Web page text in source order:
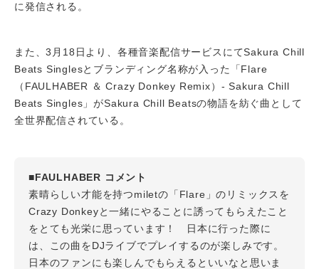
に発信される。
また、3月18日より、各種音楽配信サービスにてSakura Chill
Beats Singlesとブランディング名称が入った「Flare
（FAULHABER ＆ Crazy Donkey Remix）- Sakura Chill
Beats Singles」がSakura Chill Beatsの物語を紡ぐ曲として
全世界配信されている。
■FAULHABER コメント
素晴らしい才能を持つmiletの「Flare」のリミックスを
Crazy Donkeyと一緒にやることに誘ってもらえたこと
をとても光栄に思っています！ 日本に行った際に
は、この曲をDJライブでプレイするのが楽しみです。
日本のファンにも楽しんでもらえるといいなと思いま